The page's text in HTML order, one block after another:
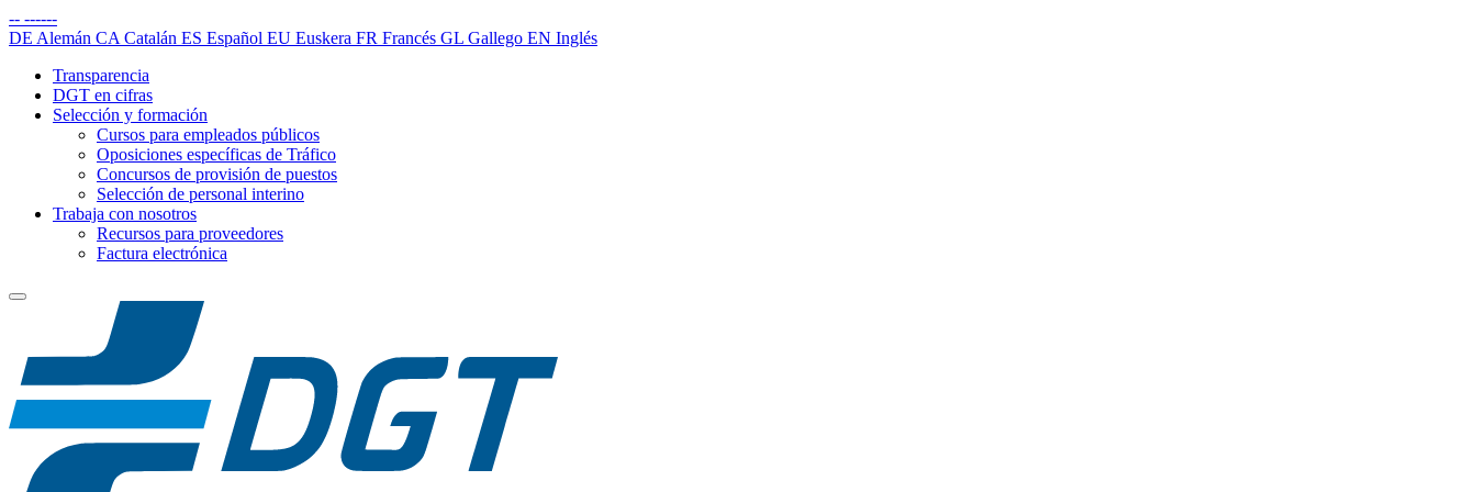
-- ------
DE Alemán CA Catalán ES Español EU Euskera FR Francés GL Gallego EN Inglés
Transparencia
DGT en cifras
Selección y formación
Cursos para empleados públicos
Oposiciones específicas de Tráfico
Concursos de provisión de puestos
Selección de personal interino
Trabaja con nosotros
Recursos para proveedores
Factura electrónica